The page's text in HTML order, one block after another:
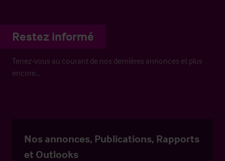
Restez informé
Tenez-vous au courant de nos dernières annonces et plus
encore…
Nos annonces, Publications, Rapports
et Outlooks